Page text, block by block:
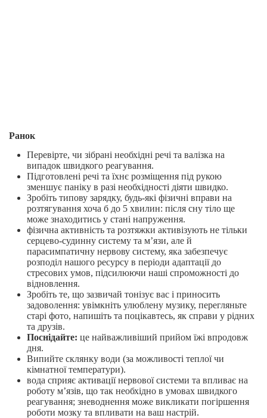
Ранок
Перевірте, чи зібрані необхідні речі та валізка на
випадок швидкого реагування.
Підготовлені речі та їхнє розміщення під рукою
зменшує паніку в разі необхідності діяти швидко.
Зробіть типову зарядку, будь-які фізичні вправи на
розтягування хоча б до 5 хвилин: після сну тіло ще
може знаходитись у стані напруження.
фізична активність та розтяжки активізують не тільки
серцево-судинну систему та м’язи, але й
парасимпатичну нервову систему, яка забезпечує
розподіл нашого ресурсу в періоди адаптації до
стресових умов, підсилюючи наші спроможності до
відновлення.
Зробіть те, що зазвичай тонізує вас і приносить
задоволення: увімкніть улюблену музику, перегляньте
старі фото, напишіть та поцікавтесь, як справи у рідних
та друзів.
Поснідайте: це найважливіший прийом їжі впродовж
дня.
Випийте склянку води (за можливості теплої чи
кімнатної температури).
вода сприяє активації нервової системи та впливає на
роботу м’язів, що так необхідно в умовах швидкого
реагування; зневоднення може викликати погіршення
роботи мозку та впливати на ваш настрій.